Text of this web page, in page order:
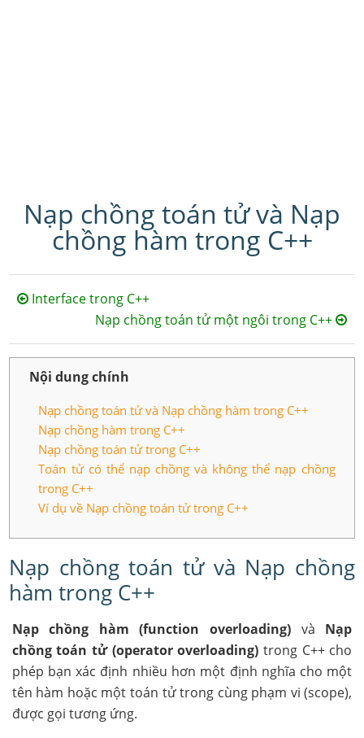
Nạp chồng toán tử và Nạp
chồng hàm trong C++
Interface trong C++
Nạp chồng toán tử một ngôi trong C++
Nội dung chính
Nạp chồng toán tử và Nạp chồng hàm trong C++
Nạp chồng hàm trong C++
Nạp chồng toán tử trong C++
Toán tử có thể nạp chồng và không thể nạp chồng
trong C++
Ví dụ về Nạp chồng toán tử trong C++
Nạp chồng toán tử và Nạp chồng
hàm trong C++
Nạp chồng hàm (function overloading) và Nạp
chồng toán tử (operator overloading) trong C++ cho
phép bạn xác định nhiều hơn một định nghĩa cho một
tên hàm hoặc một toán tử trong cùng phạm vi (scope),
được gọi tương ứng.